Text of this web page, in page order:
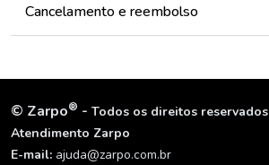
Cancelamento e reembolso
© Zarpo® - Todos os direitos reservados
Atendimento Zarpo
E-mail: ajuda@zarpo.com.br